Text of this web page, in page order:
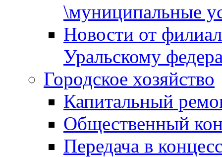
\муниципальные
Новости от
Уральскому
Городское хозяйство
Капитальный
Общественный
Передача в